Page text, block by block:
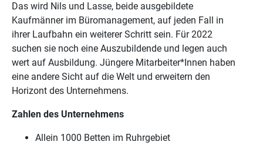
Das wird Nils und Lasse, beide ausgebildete
Kaufmänner im Büromanagement, auf jeden Fall in
ihrer Laufbahn ein weiterer Schritt sein. Für 2022
suchen sie noch eine Auszubildende und legen auch
wert auf Ausbildung. Jüngere Mitarbeiter*Innen haben
eine andere Sicht auf die Welt und erweitern den
Horizont des Unternehmens.
Zahlen des Unternehmens
Allein 1000 Betten im Ruhrgebiet